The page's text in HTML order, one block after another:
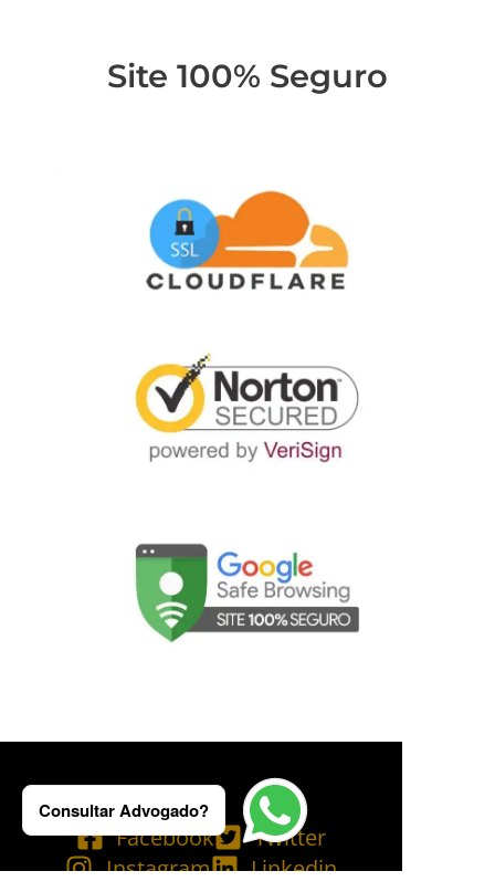
Site 100% Seguro
Facebook
Twitter
Instagram
Linkedin
Consultar Advogado?